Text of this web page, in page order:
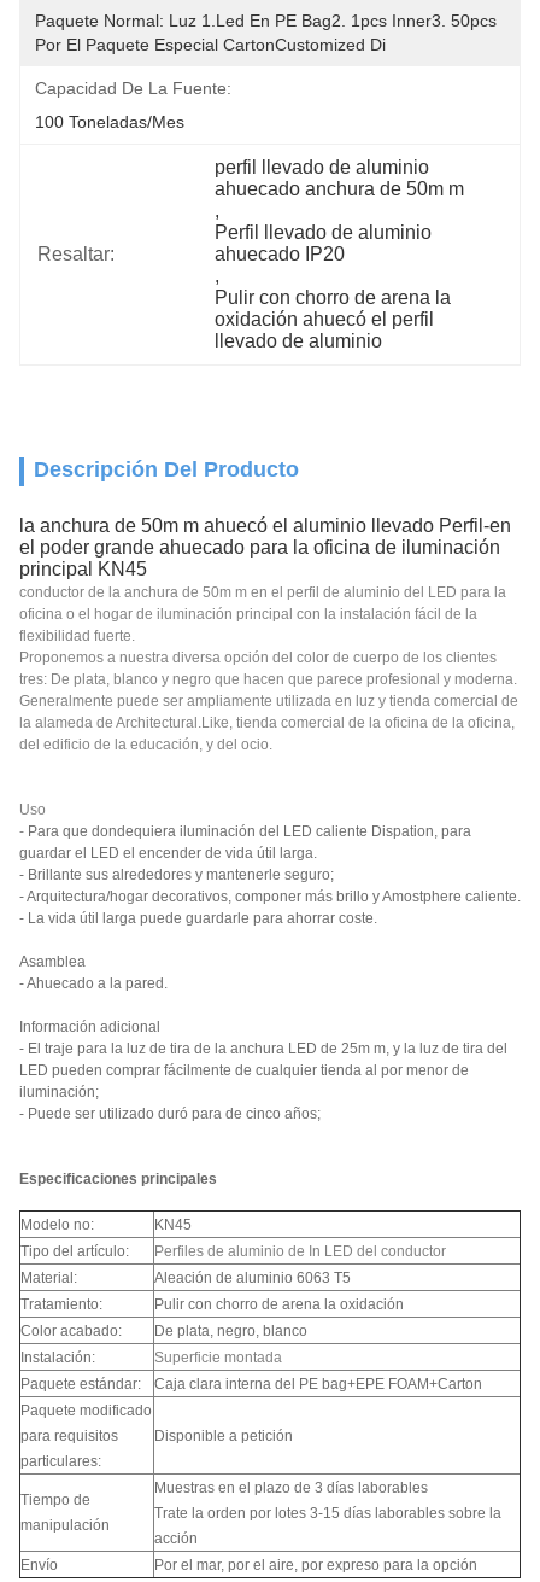
Paquete Normal: Luz 1.led En PE Bag2. 1pcs Inner3. 50pcs
Por El Paquete Especial CartonCustomized Di
Capacidad De La Fuente:
100 Toneladas/mes
Resaltar:
perfil llevado de aluminio
ahuecado anchura de 50m m
,
Perfil llevado de aluminio
ahuecado IP20
,
Pulir con chorro de arena la
oxidación ahuecó el perfil
llevado de aluminio
Descripción Del Producto
la anchura de 50m m ahuecó el aluminio llevado Perfil-en
el poder grande ahuecado para la oficina de iluminación
principal KN45
conductor de la anchura de 50m m en el perfil de aluminio del LED para la
oficina o el hogar de iluminación principal con la instalación fácil de la
flexibilidad fuerte.
Proponemos a nuestra diversa opción del color de cuerpo de los clientes
tres: De plata, blanco y negro que hacen que parece profesional y moderna.
Generalmente puede ser ampliamente utilizada en luz y tienda comercial de
la alameda de Architectural.Like, tienda comercial de la oficina de la oficina,
del edificio de la educación, y del ocio.
Uso
- Para que dondequiera iluminación del LED caliente Dispation, para
guardar el LED el encender de vida útil larga.
- Brillante sus alrededores y mantenerle seguro;
- Arquitectura/hogar decorativos, componer más brillo y Amostphere caliente.
- La vida útil larga puede guardarle para ahorrar coste.
Asamblea
- Ahuecado a la pared.
Información adicional
- El traje para la luz de tira de la anchura LED de 25m m, y la luz de tira del
LED pueden comprar fácilmente de cualquier tienda al por menor de
iluminación;
- Puede ser utilizado duró para de cinco años;
Especificaciones principales
Modelo no:
KN45
Tipo del artículo:
Perfiles de aluminio de In LED del conductor
Material:
Aleación de aluminio 6063 T5
Tratamiento:
Pulir con chorro de arena la oxidación
Color acabado:
De plata, negro, blanco
Instalación:
Superficie montada
Paquete estándar:
Caja clara interna del PE bag+EPE FOAM+Carton
Paquete modificado
para requisitos
particulares:
Disponible a petición
Tiempo de
manipulación
Muestras en el plazo de 3 días laborables
Trate la orden por lotes 3-15 días laborables sobre la
acción
Envío
Por el mar, por el aire, por expreso para la opción